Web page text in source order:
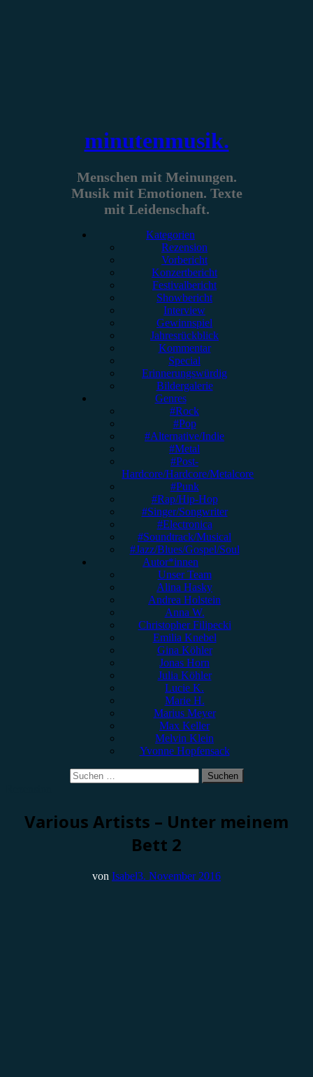
minutenmusik.
Menschen mit Meinungen.
Musik mit Emotionen. Texte
mit Leidenschaft.
Kategorien
Rezension
Vorbericht
Konzertbericht
Festivalbericht
Showbericht
Interview
Gewinnspiel
Jahresrückblick
Kommentar
Special
Erinnerungswürdig
Bildergalerie
Genres
#Rock
#Pop
#Alternative/Indie
#Metal
#Post-
Hardcore/Hardcore/Metalcore
#Punk
#Rap/Hip-Hop
#Singer/Songwriter
#Electronica
#Soundtrack/Musical
#Jazz/Blues/Gospel/Soul
Autor*innen
Unser Team
Alina Hasky
Andrea Holstein
Anna W.
Christopher Filipecki
Emilia Knebel
Gina Köhler
Jonas Horn
Julia Köhler
Lucie K.
Marie H.
Marius Meyer
Max Keller
Melvin Klein
Yvonne Hopfensack
Suchen
nach:
Various Artists – Unter meinem
Bett 2
von Isabel3. November 2016